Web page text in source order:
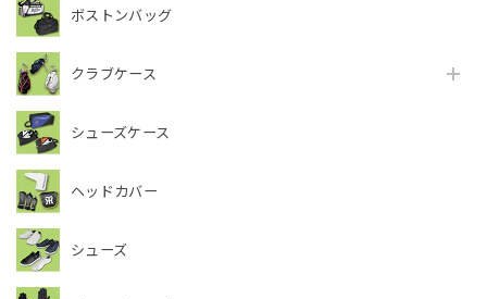
ボストンバッグ
クラブケース
シューズケース
ヘッドカバー
シューズ